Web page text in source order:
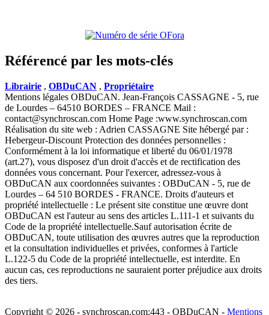
Référencé par les mots-clés
Librairie , OBDuCAN , Propriétaire
Mentions légales OBDuCAN. Jean-François CASSAGNE - 5, rue
de Lourdes – 64510 BORDES – FRANCE Mail :
contact@synchroscan.com Home Page :www.synchroscan.com
Réalisation du site web : Adrien CASSAGNE Site hébergé par :
Hebergeur-Discount Protection des données personnelles :
Conformément à la loi informatique et liberté du 06/01/1978
(art.27), vous disposez d'un droit d'accès et de rectification des
données vous concernant. Pour l'exercer, adressez-vous à
OBDuCAN aux coordonnées suivantes : OBDuCAN - 5, rue de
Lourdes – 64 510 BORDES - FRANCE. Droits d'auteurs et
propriété intellectuelle : Le présent site constitue une œuvre dont
OBDuCAN est l'auteur au sens des articles L.111-1 et suivants du
Code de la propriété intellectuelle.Sauf autorisation écrite de
OBDuCAN, toute utilisation des œuvres autres que la reproduction
et la consultation individuelles et privées, conformes à l'article
L.122-5 du Code de la propriété intellectuelle, est interdite. En
aucun cas, ces reproductions ne sauraient porter préjudice aux droits
des tiers.
Copyright © 2026 - synchroscan.com:443 - OBDuCAN - Mentions